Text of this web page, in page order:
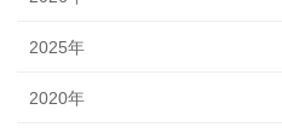
2025年
2020年